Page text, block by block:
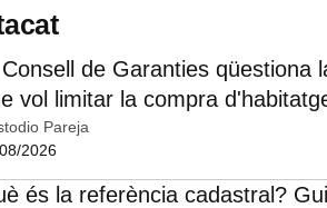
de Garanties qüestiona
vol limitar la compra
Pareja
2026
és la referència cadastral?